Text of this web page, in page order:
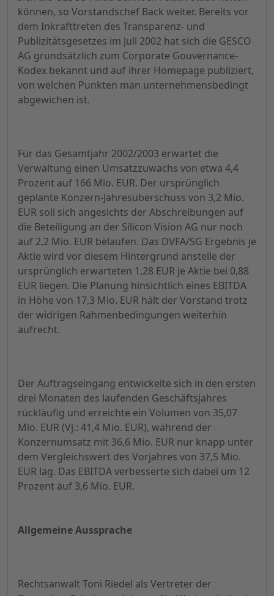
können, so Vorstandschef Back weiter. Bereits vor
dem Inkrafttreten des Transparenz- und
Publizitätsgesetzes im Juli 2002 hat sich die GESCO
AG grundsätzlich zum Corporate Gouvernance-
Kodex bekannt und auf ihrer Homepage publiziert,
von welchen Punkten man unternehmensbedingt
abgewichen ist.
Für das Gesamtjahr 2002/2003 erwartet die
Verwaltung einen Umsatzzuwachs von etwa 4,4
Prozent auf 166 Mio. EUR. Der ursprünglich
geplante Konzern-Jahresüberschuss von 3,2 Mio.
EUR soll sich angesichts der Abschreibungen auf
die Beteiligung an der Silicon Vision AG nur noch
auf 2,2 Mio. EUR belaufen. Das DVFA/SG Ergebnis je
Aktie wird vor diesem Hintergrund anstelle der
ursprünglich erwarteten 1,28 EUR je Aktie bei 0,88
EUR liegen. Die Planung hinsichtlich eines EBITDA
in Höhe von 17,3 Mio. EUR hält der Vorstand trotz
der widrigen Rahmenbedingungen weiterhin
aufrecht.
Der Auftragseingang entwickelte sich in den ersten
drei Monaten des laufenden Geschäftsjahres
rückläufig und erreichte ein Volumen von 35,07
Mio. EUR (Vj.: 41,4 Mio. EUR), während der
Konzernumsatz mit 36,6 Mio. EUR nur knapp unter
dem Vergleichswert des Vorjahres von 37,5 Mio.
EUR lag. Das EBITDA verbesserte sich dabei um 12
Prozent auf 3,6 Mio. EUR.
Allgemeine Aussprache
Rechtsanwalt Toni Riedel als Vertreter der